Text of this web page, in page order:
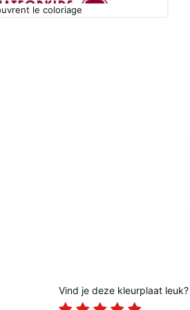
le coloriage
Vind je deze kleurplaat leuk?